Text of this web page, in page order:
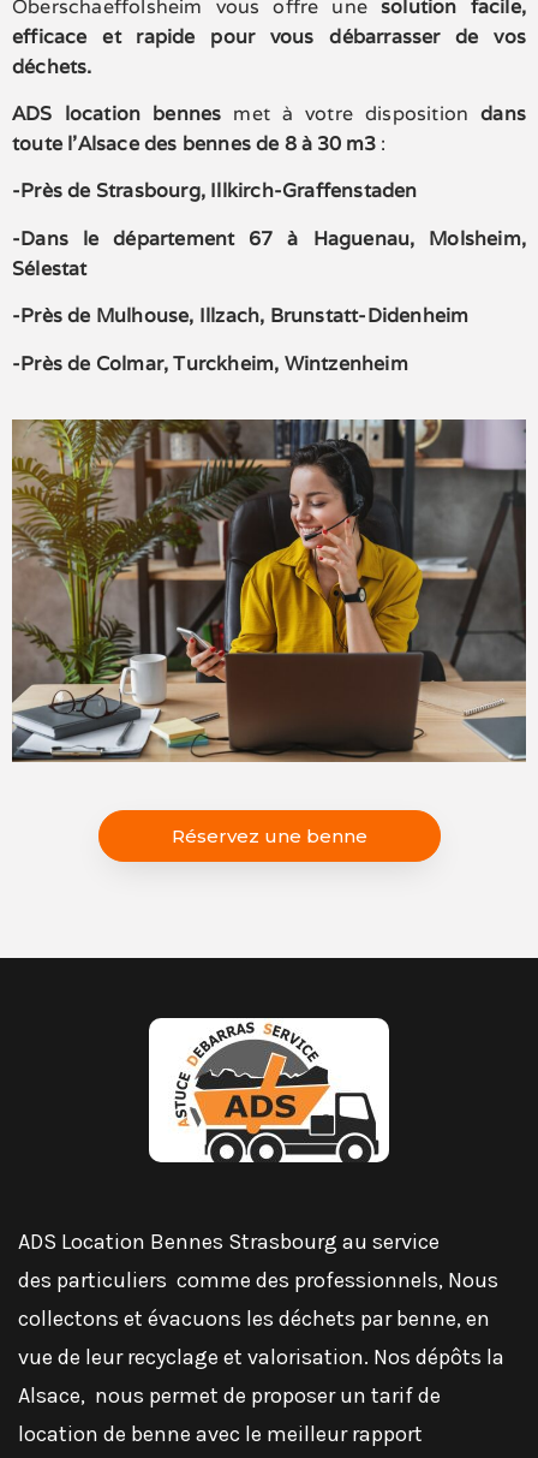
Oberschaeffolsheim vous offre une solution facile,
efficace et rapide pour vous débarrasser de vos
déchets.
ADS location bennes met à votre dispositiondans
toute l’Alsace des bennes de 8 à 30 m3:
-Près de Strasbourg, Illkirch-Graffenstaden
-Dans le département 67 à Haguenau, Molsheim,
Sélestat
-Près de Mulhouse, Illzach, Brunstatt-Didenheim
-Près de Colmar, Turckheim, Wintzenheim
Réservez une benne
ADS Location Bennes Strasbourg au service
des particuliers comme des professionnels, Nous
collectons et évacuons les déchets par benne, en
vue de leur recyclage et valorisation. Nos dépôts la
Alsace, nous permet de proposer un tarif de
location de benne avec le meilleur rapport